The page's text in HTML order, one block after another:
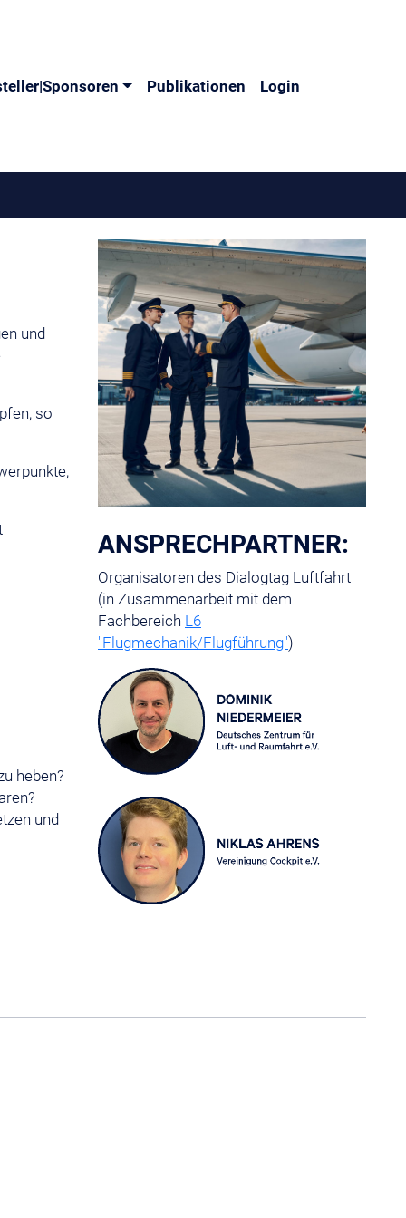
Publikationen Login
und
so
heben?
und
ANSPRECHPARTNER:
Organisatoren des Dialogtag Luftfahrt
(in Zusammenarbeit mit dem
Fachbereich L6
"Flugmechanik/Flugführung")